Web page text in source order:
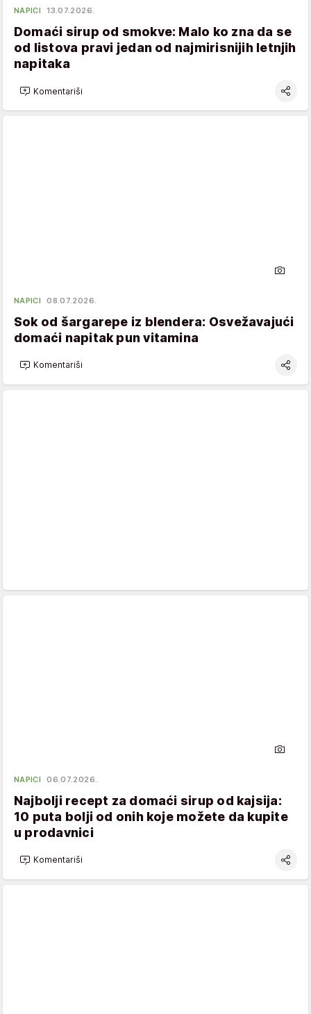
NAPICI 13.07.2026.
Domaći sirup od smokve: Malo ko zna da se
od listova pravi jedan od najmirisnijih letnjih
napitaka
Komentariši
NAPICI 08.07.2026.
Sok od šargarepe iz blendera: Osvežavajući
domaći napitak pun vitamina
Komentariši
NAPICI 06.07.2026.
Najbolji recept za domaći sirup od kajsija:
10 puta bolji od onih koje možete da kupite
u prodavnici
Komentariši